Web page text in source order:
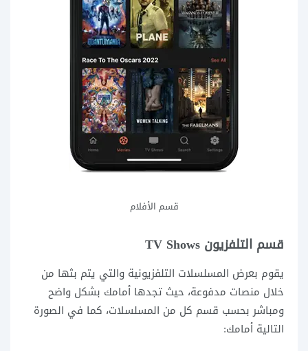
قسم الأفلام
قسم التلفزيون TV Shows
يقوم بعرض المسلسلات التلفزيونية والتي يتم بثها من
خلال منصات مدفوعة، حيث تجدها أمامك بشكل واضح
ومباشر بحسب قسم كل من المسلسلات، كما في الصورة
التالية أمامك: